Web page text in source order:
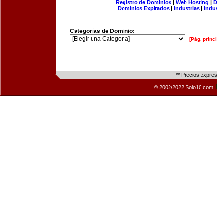
Registro de Dominios| Web Hosting |
Dominios Expirados | Industrias |
Categorías de Dominio:
[Pág.
** Precios
© 2002/2022 Solo10.com